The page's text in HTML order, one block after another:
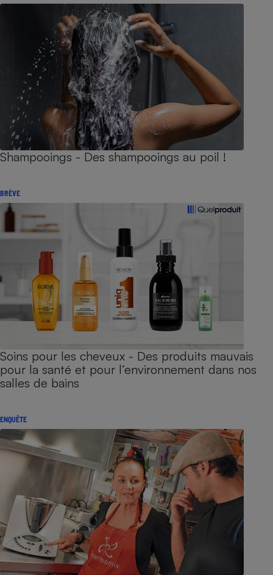
Shampooings - Des shampooings au poil !
BRÈVE
Soins pour les cheveux - Des produits mauvais
pour la santé et pour l’environnement dans nos
salles de bains
ENQUÊTE